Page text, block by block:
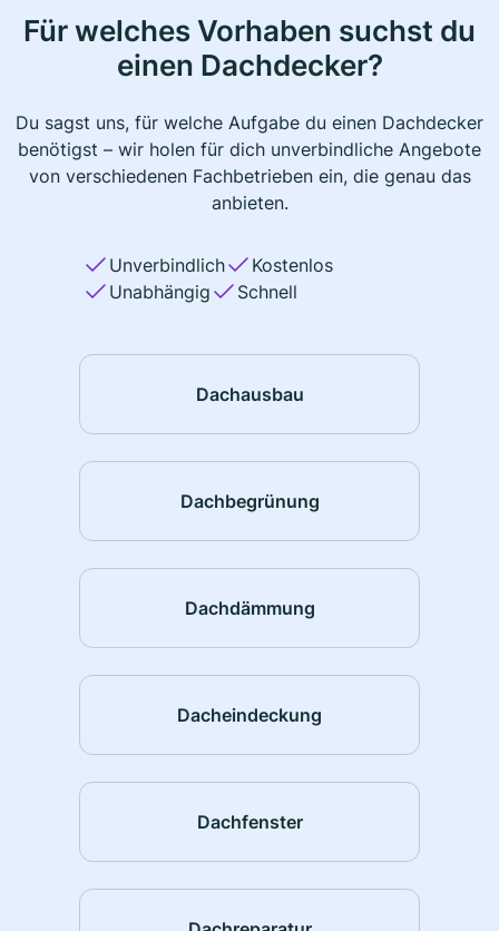
Für welches Vorhaben suchst du
einen Dachdecker?
Du sagst uns, für welche Aufgabe du einen Dachdecker
benötigst – wir holen für dich unverbindliche Angebote
von verschiedenen Fachbetrieben ein, die genau das
anbieten.
Unverbindlich
Kostenlos
Unabhängig
Schnell
Dachausbau
Dachbegrünung
Dachdämmung
Dacheindeckung
Dachfenster